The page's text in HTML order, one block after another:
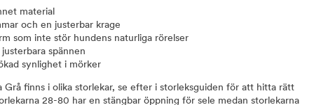
material
och en justerbar krage
som inte stör hundens naturliga rörelser
spännen
synlighet i mörker
Grå finns i olika storlekar, se efter i storleksguiden för att hitta rätt
28-80 har en stängbar öppning för sele medan storlekarna